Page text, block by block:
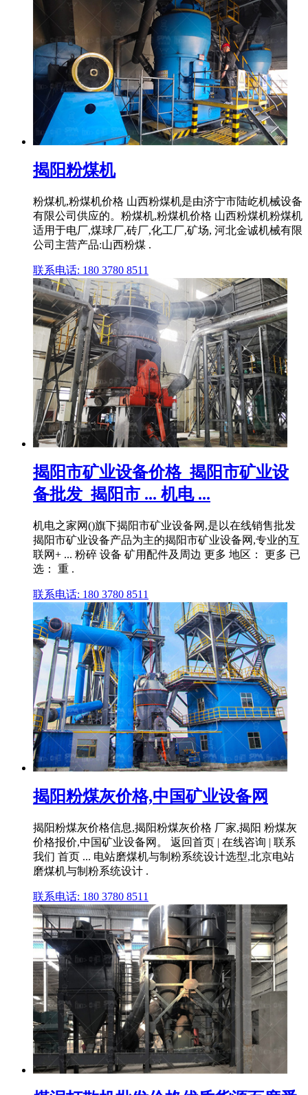
揭阳粉煤机
粉煤机,粉煤机价格 山西粉煤机是由济宁市陆屹机械设备
有限公司供应的。粉煤机,粉煤机价格 山西粉煤机粉煤机
适用于电厂,煤球厂,砖厂,化工厂,矿场, 河北金诚机械有限
公司主营产品:山西粉煤 .
联系电话: 180 3780 8511
揭阳市矿业设备价格_揭阳市矿业设
备批发_揭阳市 ... 机电 ...
机电之家网()旗下揭阳市矿业设备网,是以在线销售批发
揭阳市矿业设备产品为主的揭阳市矿业设备网,专业的互
联网+ ... 粉碎 设备 矿用配件及周边 更多 地区： 更多 已
选： 重 .
联系电话: 180 3780 8511
揭阳粉煤灰价格,中国矿业设备网
揭阳粉煤灰价格信息,揭阳粉煤灰价格 厂家,揭阳 粉煤灰
价格报价,中国矿业设备网。 返回首页 | 在线咨询 | 联系
我们 首页 ... 电站磨煤机与制粉系统设计选型,北京电站
磨煤机与制粉系统设计 .
联系电话: 180 3780 8511